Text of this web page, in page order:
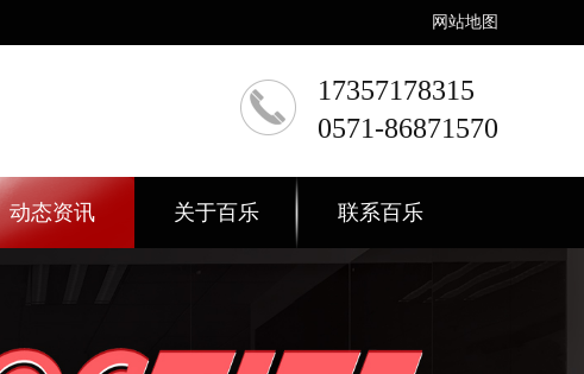
网站地图
17357178315
0571-86871570
动态资讯 关于百乐 联系百乐